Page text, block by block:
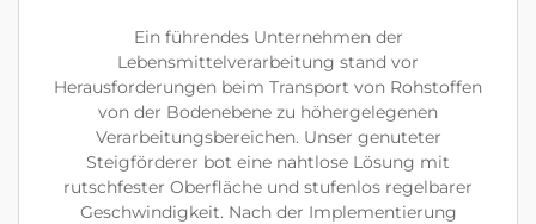
Ein führendes Unternehmen der
Lebensmittelverarbeitung stand vor
Herausforderungen beim Transport von Rohstoffen
von der Bodenebene zu höhergelegenen
Verarbeitungsbereichen. Unser genuteter
Steigförderer bot eine nahtlose Lösung mit
rutschfester Oberfläche und stufenlos regelbarer
Geschwindigkeit. Nach der Implementierung